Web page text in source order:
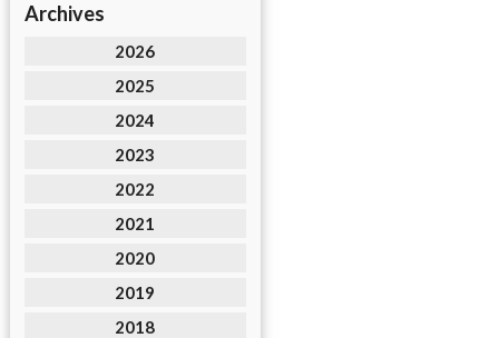
Archives
2026
2025
2024
2023
2022
2021
2020
2019
2018